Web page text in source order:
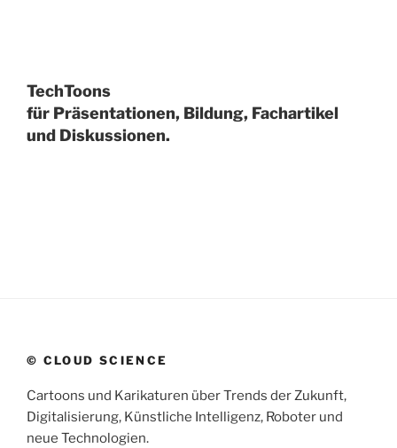
TechToons
für Präsentationen, Bildung, Fachartikel
und Diskussionen.
© CLOUD SCIENCE
Cartoons und Karikaturen über Trends der Zukunft,
Digitalisierung, Künstliche Intelligenz, Roboter und
neue Technologien.